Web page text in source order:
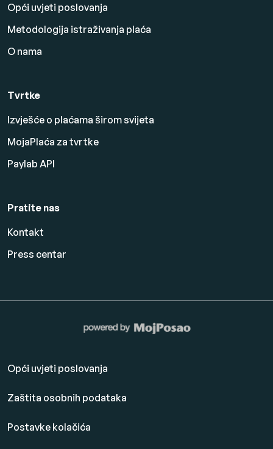
Opći uvjeti poslovanja
Metodologija istraživanja plaća
O nama
Tvrtke
Izvješće o plaćama širom svijeta
MojaPlaća za tvrtke
Paylab API
Pratite nas
Kontakt
Press centar
Opći uvjeti poslovanja
Zaštita osobnih podataka
Postavke kolačića